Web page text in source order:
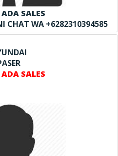
SALES
CHAT WA +6282310394585
SALES